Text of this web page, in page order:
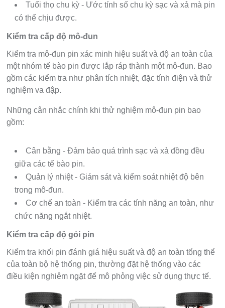
Tuổi thọ chu kỳ - Ước tính số chu kỳ sạc và xả mà pin
có thể chịu được.
Kiểm tra cấp độ mô-đun
Kiểm tra mô-đun pin xác minh hiệu suất và độ an toàn của
một nhóm tế bào pin được lắp ráp thành một mô-đun. Bao
gồm các kiểm tra như phân tích nhiệt, đặc tính điện và thử
nghiệm va đập.
Những cân nhắc chính khi thử nghiệm mô-đun pin bao
gồm:
Cân bằng - Đảm bảo quá trình sạc và xả đồng đều
giữa các tế bào pin.
Quản lý nhiệt - Giám sát và kiểm soát nhiệt độ bên
trong mô-đun.
Cơ chế an toàn - Kiểm tra các tính năng an toàn, như
chức năng ngắt nhiệt.
Kiểm tra cấp độ gói pin
Kiểm tra khối pin đánh giá hiệu suất và độ an toàn tổng thể
của toàn bộ hệ thống pin, thường đặt hệ thống vào các
điều kiện nghiêm ngặt để mô phỏng việc sử dụng thực tế.